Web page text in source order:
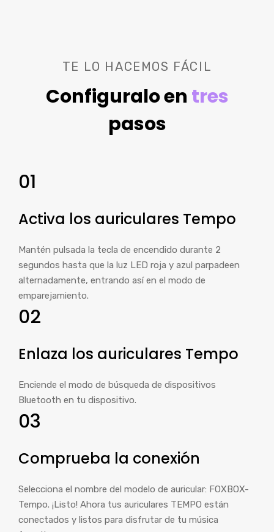
TE LO HACEMOS FÁCIL
Configuralo en tres
pasos
01
Activa los auriculares Tempo
Mantén pulsada la tecla de encendido durante 2
segundos hasta que la luz LED roja y azul parpadeen
alternadamente, entrando así en el modo de
emparejamiento.
02
Enlaza los auriculares Tempo
Enciende el modo de búsqueda de dispositivos
Bluetooth en tu dispositivo.
03
Comprueba la conexión
Selecciona el nombre del modelo de auricular: FOXBOX-
Tempo. ¡Listo! Ahora tus auriculares TEMPO están
conectados y listos para disfrutar de tu música